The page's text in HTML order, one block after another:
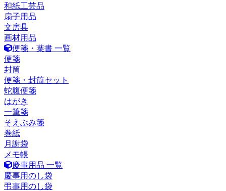
和紙工芸品
扇子用品
文房具
画材用品
便箋・葉書 一覧
便箋
封筒
便箋・封筒セット
蛇腹便箋
はがき
一筆箋
そえぶみ箋
巻紙
月謝袋
メモ帳
慶事用品 一覧
慶事用のし袋
弔事用のし袋